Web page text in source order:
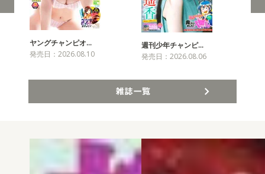
ヤングチャンピオ…
発売日：2026.08.10
週刊少年チャンピ…
発売日：2026.08.06